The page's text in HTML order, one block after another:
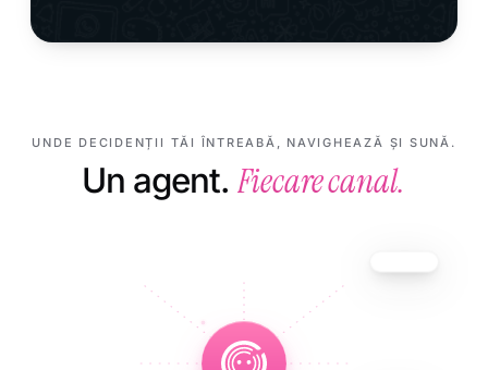
UNDE DECIDENȚII TĂI ÎNTREABĂ, NAVIGHEAZĂ ȘI SUNĂ.
Un agent. Fiecare canal.